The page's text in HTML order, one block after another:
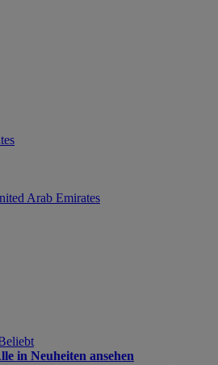
Arab Emirates
in Neuheiten ansehen